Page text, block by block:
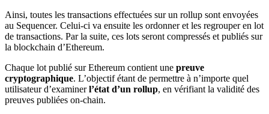
Ainsi, toutes les transactions effectuées sur un rollup sont envoyées
au Sequencer. Celui-ci va ensuite les ordonner et les regrouper en lot
de transactions. Par la suite, ces lots seront compressés et publiés sur
la blockchain d’Ethereum.
Chaque lot publié sur Ethereum contient une preuve
cryptographique. L’objectif étant de permettre à n’importe quel
utilisateur d’examinerl’état d’un rollup, en vérifiant la validité des
preuves publiées on-chain.